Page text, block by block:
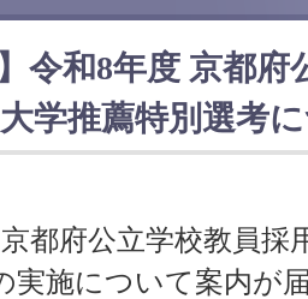
令和8年度 京都
学推薦特別選考
都府公立学校教員採
実施について案内が